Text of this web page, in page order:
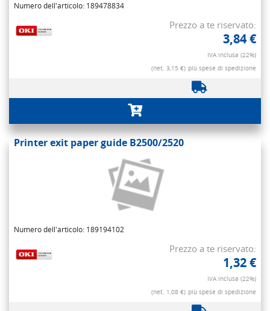
Numero dell'articolo: 189478834
Prezzo a te riservato:
3,84 €
IVA inclusa (22%)
(net. 3,15 €) più spese di spedizione
Printer exit paper guide B2500/2520
Numero dell'articolo: 189194102
Prezzo a te riservato:
1,32 €
IVA inclusa (22%)
(net. 1,08 €) più spese di spedizione